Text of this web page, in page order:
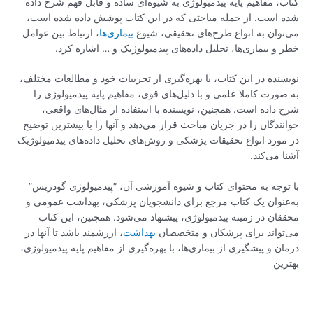
شده است. از جمله مباحثی که در این کتاب پوشش داده شده است،
می‌توان به انواع طرح‌های تحقیقی، شیوع بیماری‌ها، ارتباط بین عوامل
خطر و بیماری‌ها، تحلیل داده‌های پیدمیولوژیک و … اشاره کرد.
نویسنده در این کتاب، با بهره‌گیری از تجربیات خود و مطالعات مختلف،
به صورت کاملا علمی و با دلیل‌های قوی، مفاهیم پایه پیدمیولوژی را
شرح داده است. همچنین، نویسنده با استفاده از مثال‌های واقعی،
خوانندگان را در جریان مباحث قرار می‌دهد و آنها را با بیشترین توضیح
در مورد انواع تحقیقات پزشکی و روش‌های تحلیل داده‌های پیدمیولوژیک
آشنا می‌کند.
با توجه به محتوای کتاب و شیوه آموزشی آن، “پیدمیولوژی گودریس”
به‌عنوان یک کتاب مرجع برای دانشجویان پزشکی، بهداشت عمومی و
محققان در زمینه پیدمیولوژی، پیشنهاد می‌شود. همچنین، این کتاب
می‌تواند برای پزشکان و متخصصان بهداشت، ارزشمند باشد تا آنها در
درمان و پیشگیری از بیماری‌ها، با بهره‌گیری از مفاهیم پایه پیدمیولوژی،
بهترین